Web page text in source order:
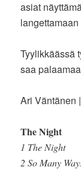
asiat
Tyylikkäässä
saa
Ari Väntänen
The Night
1 The Night
2 So Many